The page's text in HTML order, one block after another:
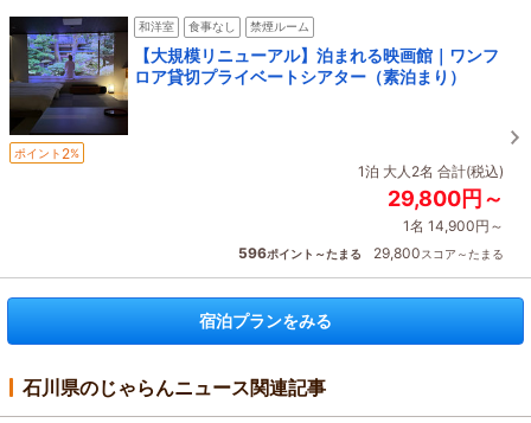
和洋室 食事なし 禁煙ルーム
【大規模リニューアル】泊まれる映画館｜ワンフ
ロア貸切プライベートシアター（素泊まり）
ポイント 2%
1泊 大人2名 合計(税込)
29,800円～
1名 14,900円～
596ポイント～たまる 29,800スコア～たまる
宿泊プランをみる
石川県のじゃらんニュース関連記事